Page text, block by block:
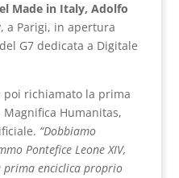
Made in Italy, Adolfo
a Parigi, in apertura
G7 dedicata a Digitale
poi richiamato la prima
Magnifica Humanitas,
“Dobbiamo
Pontefice Leone XIV,
prima enciclica proprio